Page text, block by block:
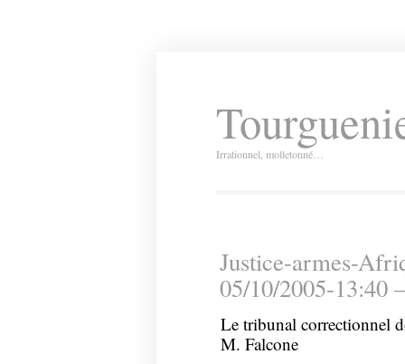
Irrationnel, molletonné…
Justice-armes-
05/10/2005-13:40
Le tribunal correctionnel
M. Falcone